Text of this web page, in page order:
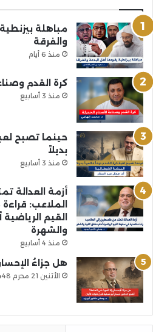
مباهلة
والفرقة
منذ 6 أيام
كرة القدم
منذ 3 أسابيع
حينما تصبح
بديلاً
منذ 3 أسابيع
أزمة العدالة
الملاعب:
القيم
والشهرة
منذ 4 أسابيع
هل جزاءُ
الأثنين 21 محرم 1448هـ 6-7-2026م